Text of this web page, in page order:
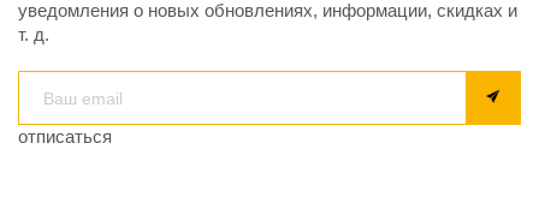
уведомления о новых обновлениях, информации, скидках и
т. д.
отписаться